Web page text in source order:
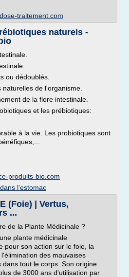
traitement.com
naturels -
ou dédoublés.
de l'organisme.
de la flore intestinale.
et les prébiotiques:
à la vie. Les probiotiques sont
produits-bio.com
l'estomac
(Foie) | Vertus,
...
de la Plante Médicinale ?
plante médicinale
pour son action sur le foie, la
des mauvaises
dans tout le corps. Son origine
de 3000 ans d'utilisation par